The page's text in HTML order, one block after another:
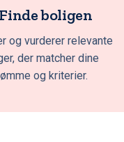
boligen
og vurderer relevante
der matcher dine
og kriterier.